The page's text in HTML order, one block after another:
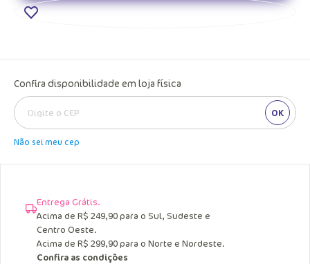
Confira disponibilidade em loja física
OK
Não sei meu cep
Entrega Grátis.
Acima de R$ 249,90 para o Sul, Sudeste e
Centro Oeste.
Acima de R$ 299,90 para o Norte e Nordeste.
Confira as condições